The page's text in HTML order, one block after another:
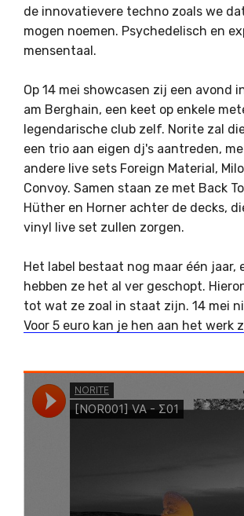
de innovatievere techno zoals we
mogen noemen. Psychedelisch en
mensentaal.
Op 14 mei showcasen zij een avond
am Berghain, een keet op enkele
legendarische club zelf. Norite zal
een trio aan eigen dj's aantreden,
andere live sets Foreign Material,
Convoy. Samen staan ze met Back
Hüther en Horner achter de decks,
vinyl live set zullen zorgen.
Het label bestaat nog maar één jaar,
hebben ze het al ver geschopt.
tot wat ze zoal in staat zijn. 14 mei
Voor 5 euro kan je hen aan het werk